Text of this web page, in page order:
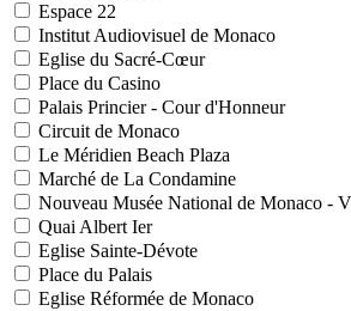
Espace 22
Institut Audiovisuel de Monaco
Eglise du Sacré-Cœur
Place du Casino
Palais Princier - Cour d'Honneur
Circuit de Monaco
Le Méridien Beach Plaza
Marché de La Condamine
Nouveau Musée National de Monaco -
Quai Albert Ier
Eglise Sainte-Dévote
Place du Palais
Eglise Réformée de Monaco